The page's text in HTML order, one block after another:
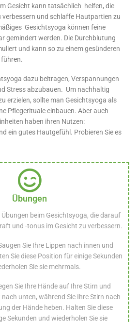
Gesicht kann tatsächlich helfen, die
und schlaffe Hautpartien zu
Gesichtsyoga können feine
gemindert werden. Die Durchblutung
und kann so zu einem gesünderen
dazu beitragen, Verspannungen
Stress abzubauen. Um nachhaltig
erzielen, sollte man Gesichtsyoga als
Pflegerituale einbauen. Aber auch
haben ihren Nutzen:
ein gutes Hautgefühl. Probieren Sie es
Übungen
beim Gesichtsyoga, die darauf
und -tonus im Gesicht zu verbessern.
Sie Ihre Lippen nach innen und
Sie diese Position für einige Sekunden
Sie sie mehrmals.
Sie Ihre Hände auf Ihre Stirn und
unten, während Sie Ihre Stirn nach
der Hände heben. Halten Sie diese
Sekunden und wiederholen Sie sie